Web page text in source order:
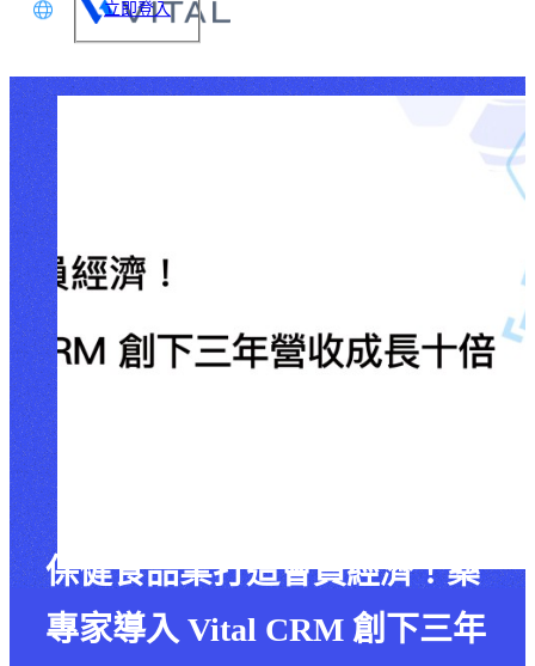
語
中文
立即登入
保健食品業打造會員經濟！藥
專家導入 Vital CRM 創下三年